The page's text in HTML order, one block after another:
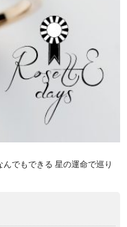
でもできる 星の運命で巡り